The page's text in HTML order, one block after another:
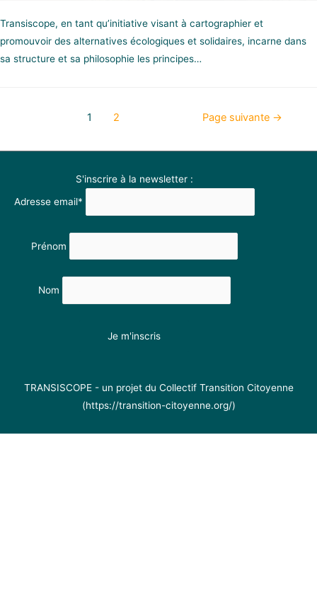
Transiscope, en tant qu’initiative visant à cartographier et
promouvoir des alternatives écologiques et solidaires, incarne dans
sa structure et sa philosophie les principes…
1 2 Page suivante →
S'inscrire à la newsletter :
Adresse email*
Prénom
Nom
TRANSISCOPE - un projet du Collectif Transition Citoyenne
(https://transition-citoyenne.org/)